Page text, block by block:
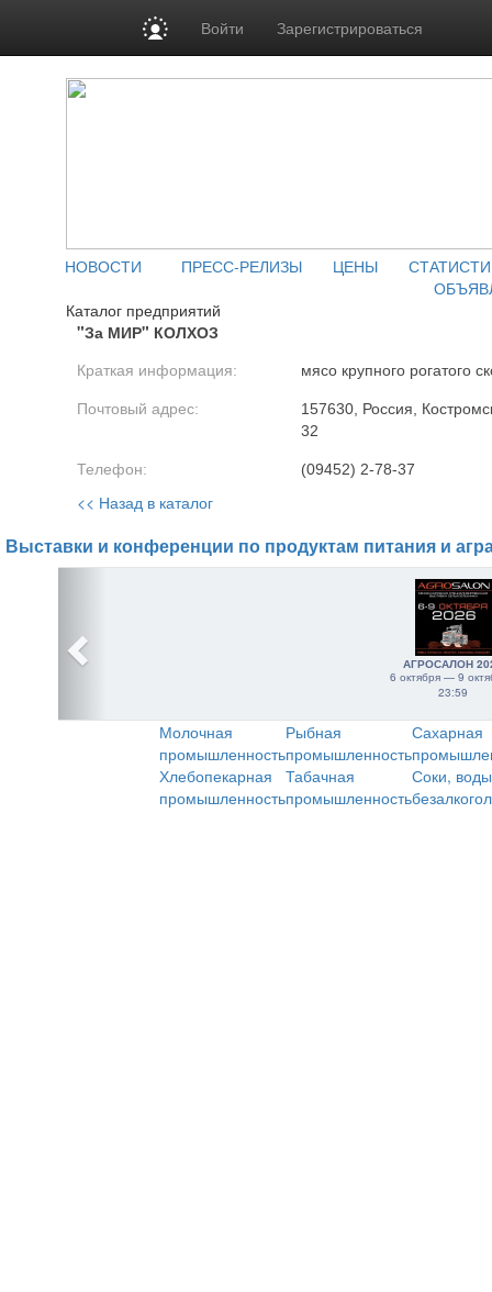
Войти Зарегистрироваться
НОВОСТИ ПРЕСС-РЕЛИЗЫ ЦЕНЫ
Каталог предприятий
"За МИР" КОЛХОЗ
Краткая информация: мясо крупного рогатого
Почтовый адрес:
157630, Россия,
32
Телефон: (09452) 2-78-37
<< Назад в каталог
Выставки и конференции по продуктам питания и
АГРОСАЛОН
6 октября — 9
23:59
Молочная
промышленность
Рыбная
промышленность
Сахарная
Хлебопекарная
промышленность
Табачная
промышленность
Соки,